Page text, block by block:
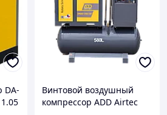
DA-
Винтовой воздушный
компрессор ADD Airtec